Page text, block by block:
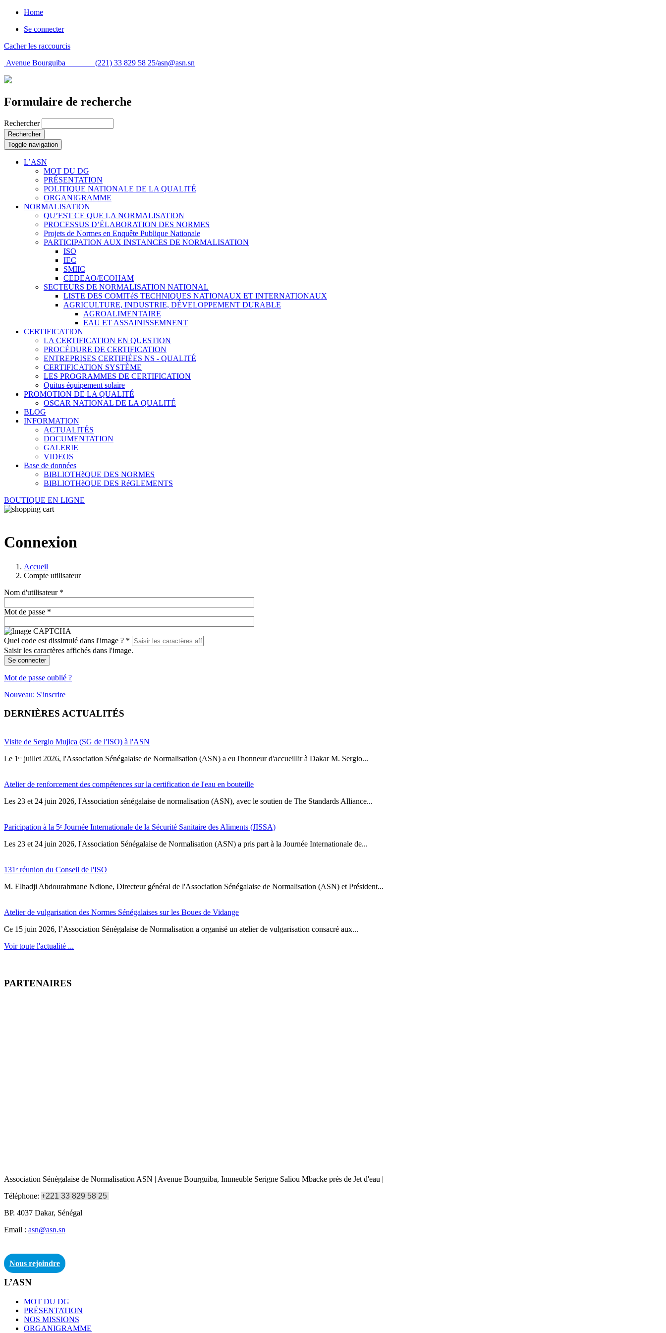
Home
Se connecter
Cacher les raccourcis
Avenue Bourguiba (221) 33 829 58 25/asn@asn.sn
Formulaire de recherche
Rechercher
Rechercher
Toggle navigation
L’ASN
MOT DU DG
PRÉSENTATION
POLITIQUE NATIONALE DE LA QUALITÉ
ORGANIGRAMME
NORMALISATION
QU’EST CE QUE LA NORMALISATION
PROCESSUS D’ÉLABORATION DES NORMES
Projets de Normes en Enquête Publique Nationale
PARTICIPATION AUX INSTANCES DE NORMALISATION
ISO
IEC
SMIIC
CEDEAO/ECOHAM
SECTEURS DE NORMALISATION NATIONAL
LISTE DES COMITéS TECHNIQUES NATIONAUX ET INTERNATIONAUX
AGRICULTURE, INDUSTRIE, DÉVELOPPEMENT DURABLE
AGROALIMENTAIRE
EAU ET ASSAINISSEMNENT
CERTIFICATION
LA CERTIFICATION EN QUESTION
PROCÉDURE DE CERTIFICATION
ENTREPRISES CERTIFIÉES NS - QUALITÉ
CERTIFICATION SYSTÈME
LES PROGRAMMES DE CERTIFICATION
Quitus équipement solaire
PROMOTION DE LA QUALITÉ
OSCAR NATIONAL DE LA QUALITÉ
BLOG
INFORMATION
ACTUALITÉS
DOCUMENTATION
GALERIE
VIDEOS
Base de données
BIBLIOTHèQUE DES NORMES
BIBLIOTHèQUE DES RéGLEMENTS
BOUTIQUE EN LIGNE
Connexion
Accueil
Compte utilisateur
Nom d'utilisateur *
Mot de passe *
Quel code est dissimulé dans l'image ? *
Saisir les caractères affichés dans l'image.
Se connecter
Mot de passe oublié ?
Nouveau: S'inscrire
DERNIÈRES ACTUALITÉS
Visite de Sergio Mujica (SG de l'ISO) à l'ASN
Le 1ᵉʳ juillet 2026, l'Association Sénégalaise de Normalisation (ASN) a eu l'honneur d'accueillir à Dakar M. Sergio...
Atelier de renforcement des compétences sur la certification de l'eau en bouteille
Les 23 et 24 juin 2026, l'Association sénégalaise de normalisation (ASN), avec le soutien de The Standards Alliance...
Paricipation à la 5ᵉ Journée Internationale de la Sécurité Sanitaire des Aliments (JISSA)
‎Les 23 et 24 juin 2026, l'Association Sénégalaise de Normalisation (ASN) a pris part à la Journée Internationale de...
131ᵉ réunion du Conseil de l'ISO
M. Elhadji Abdourahmane Ndione, Directeur général de l'Association Sénégalaise de Normalisation (ASN) et Président...
Atelier de vulgarisation des Normes Sénégalaises sur les Boues de Vidange
Ce 15 juin 2026, l’Association Sénégalaise de Normalisation a organisé un atelier de vulgarisation consacré aux...
Voir toute l'actualité ...
PARTENAIRES
Association Sénégalaise de Normalisation ASN | Avenue Bourguiba, Immeuble Serigne Saliou Mbacke près de Jet d'eau |
Téléphone: +221 33 829 58 25
BP. 4037 Dakar, Sénégal
Email : asn@asn.sn
Nous rejoindre
L’ASN
MOT DU DG
PRÉSENTATION
NOS MISSIONS
ORGANIGRAMME